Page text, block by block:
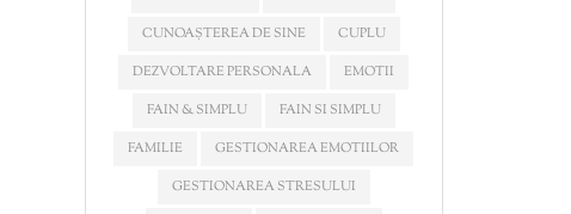
CUNOAȘTEREA DE SINE
CUPLU
DEZVOLTARE PERSONALA
EMOTII
FAIN & SIMPLU
FAIN SI SIMPLU
FAMILIE
GESTIONAREA EMOTIILOR
GESTIONAREA STRESULUI